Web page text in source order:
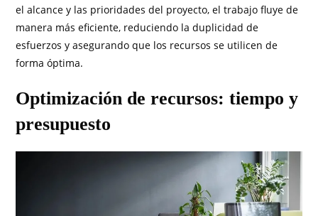
el alcance y las prioridades del proyecto, el trabajo fluye de
manera más eficiente, reduciendo la duplicidad de
esfuerzos y asegurando que los recursos se utilicen de
forma óptima.
Optimización de recursos: tiempo y
presupuesto